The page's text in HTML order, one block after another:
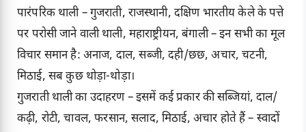
पारंपरिक थाली – गुजराती, राजस्थानी, दक्षिण भारतीय केले के पत्ते
पर परोसी जाने वाली थाली, महाराष्ट्रीयन, बंगाली – इन सभी का मूल
विचार समान है: अनाज, दाल, सब्जी, दही/छछ, अचार, चटनी,
मिठाई, सब कुछ थोड़ा-थोड़ा।
गुजराती थाली का उदाहरण – इसमें कई प्रकार की सब्जियां, दाल/
कढ़ी, रोटी, चावल, फरसान, सलाद, मिठाई, अचार होते हैं – स्वादों